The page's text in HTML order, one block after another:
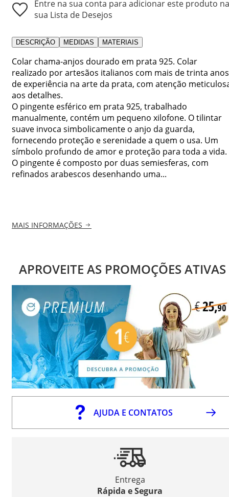
Entre na sua conta para adicionar este produto na
sua Lista de Desejos
DESCRIÇÃO MEDIDAS MATERIAIS
Colar chama-anjos dourado em prata 925. Colar
realizado por artesãos italianos com mais de trinta anos
de experiência na arte da prata, com atenção
aos detalhes.
O pingente esférico em prata 925, trabalhado
manualmente, contém um pequeno xilofone. O tilintar
suave invoca simbolicamente o anjo da guarda,
fornecendo proteção e serenidade a quem o usa. Um
símbolo profundo de amor e proteção para toda a vida.
O pingente é composto por duas semiesferas, com
refinados arabescos desenhando uma...
MAIS INFORMAÇÕES
APROVEITE AS PROMOÇÕES ATIVAS
AJUDA E CONTATOS
Entrega
Rápida e Segura